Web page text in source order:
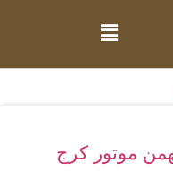
موتور کرج